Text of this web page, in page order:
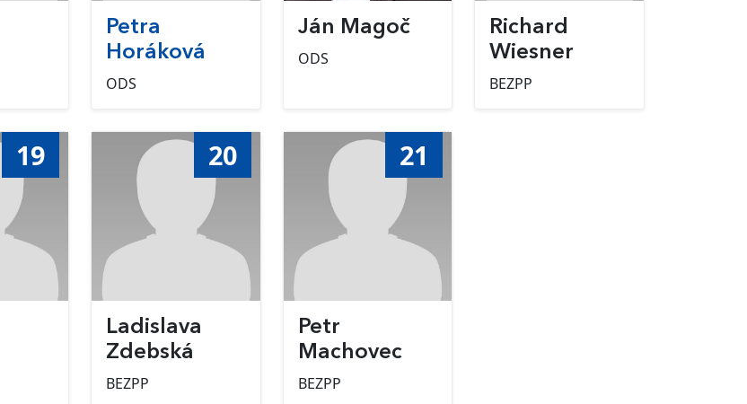
Petra
Horáková
ODS
Ján Magoč
ODS
Richard
Wiesner
BEZPP
19 20
Ladislava
Zdebská
BEZPP
21
Petr
Machovec
BEZPP